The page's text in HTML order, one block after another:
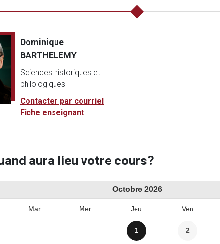
Dominique
BARTHELEMY
Sciences historiques et
philologiques
Contacter par courriel
Fiche enseignant
aura lieu votre cours?
Octobre 2026
Mar Mer Jeu Ven
1 2